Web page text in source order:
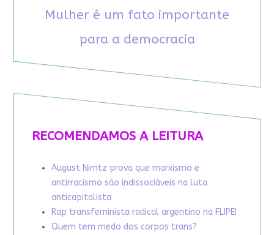
Mulher é um fato importante
para a democracia
RECOMENDAMOS A LEITURA
August Nimtz prova que marxismo e
antirracismo são indissociáveis na luta
anticapitalista
Rap transfeminista radical argentino na FLIPEI
Quem tem medo dos corpos trans?